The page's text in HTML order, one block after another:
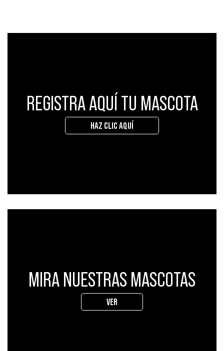
REGISTRA AQUÍ TU MASCOTA
HAZ CLIC AQUÍ
MIRA NUESTRAS MASCOTAS
VER